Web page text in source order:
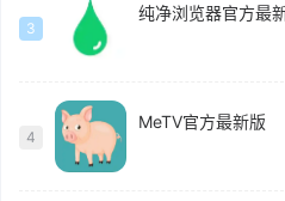
3
纯净浏览器官方最
4
MeTV官方最新版